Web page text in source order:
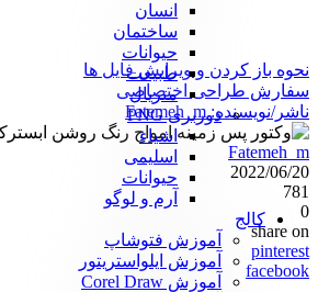
انسان
ساختمان
حیوانات
طبیعت
متریال
دوربری PNG
اشیاء
اسلیمی
حیوانات
آرم و لوگو
کالج
آموزش فتوشاپ
آموزش ایلواستریتور
آموزش Corel Draw
نحوه باز کردن و ویرایش فایل ها
سفارش طراحی اختصاصی
ناشر/نویسنده:Fatemeh_m
Fatemeh_m
2022/06/20
781
0
share on
pinterest
facebook